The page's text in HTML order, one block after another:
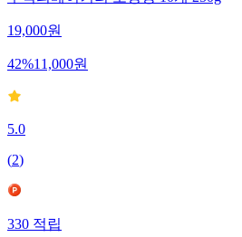
19,000원
42%11,000원
5.0
(2)
330 적립